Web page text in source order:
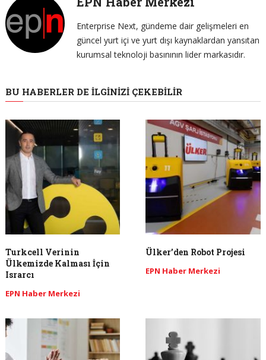
Enterprise Next, gündeme dair gelişmeleri en
güncel yurt içi ve yurt dışı kaynaklardan yansıtan
kurumsal teknoloji basınının lider markasıdır.
BU HABERLER DE İLGINIZI ÇEKEBILIR
Turkcell Verinin
Ülkemizde Kalması İçin
Israrcı
EPN Haber Merkezi
Ülker’den Robot Projesi
EPN Haber Merkezi